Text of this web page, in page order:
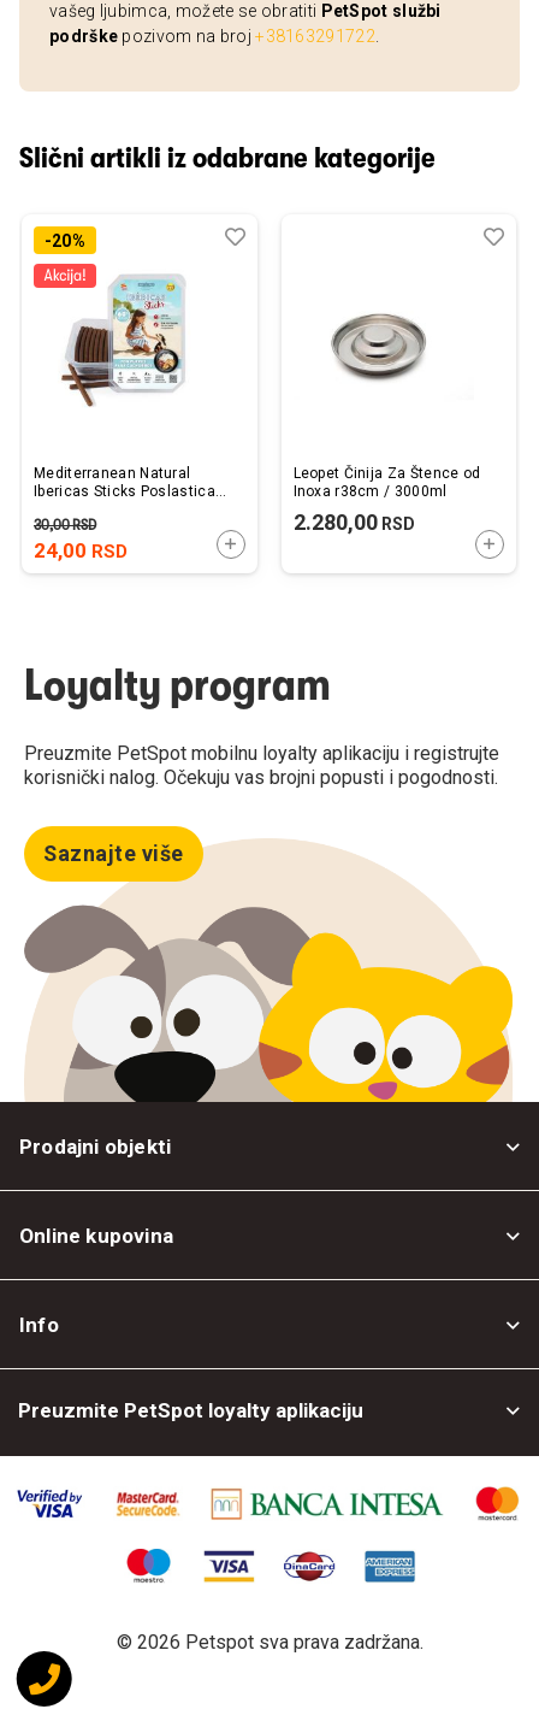
vašeg ljubimca, možete se obratiti PetSpot službi
podrške pozivom na broj+38163291722
Slični artikli iz odabrane kategorije
-20%
Mediterranean Natural
Ibericas Sticks Poslastica
24,00 RSD
30,00RSD
DODAJTE U KORPU
Dodaj
Uporedi
Leopet Činija Za Štence od
Inoxa r38cm / 3000ml
2.280,00RSD
Loyalty program
Preuzmite PetSpot mobilnu loyalty aplikaciju i registrujte
korisnički nalog. Očekuju vas brojni popusti i pogodnosti.
Saznajte više
Prodajni objekti
Online kupovina
Info
Preuzmite PetSpot loyalty aplikaciju
© 2026 Petspot sva prava zadržana.